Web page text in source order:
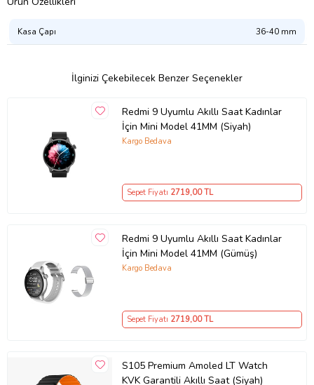
•Alarm, Kronometre Ve Zamanlayıcı
•Hava Durumu
Ürün özellikleri
GPS (Küresel Konumlama Sistemi)
Sesli Görüşme
Kasa Çapı 36-40 mm
İlginizi Çekebilecek Benzer Seçenekler
Redmi 9 Uyumlu Akıllı Saat Kadınlar
İçin Mini Model 41MM (Siyah)
Kargo Bedava
Sepet Fiyatı 2719,00 TL
Redmi 9 Uyumlu Akıllı Saat Kadınlar
İçin Mini Model 41MM (Gümüş)
Kargo Bedava
Sepet Fiyatı 2719,00 TL
S105 Premium Amoled LT Watch
KVK Garantili Akıllı Saat (Siyah)